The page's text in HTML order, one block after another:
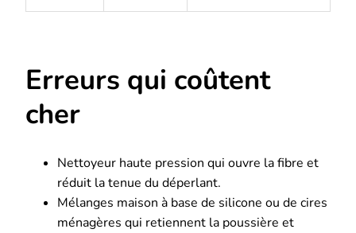
Erreurs qui coûtent
cher
Nettoyeur haute pression qui ouvre la fibre et
réduit la tenue du déperlant.
Mélanges maison à base de silicone ou de cires
ménagères qui retiennent la poussière et